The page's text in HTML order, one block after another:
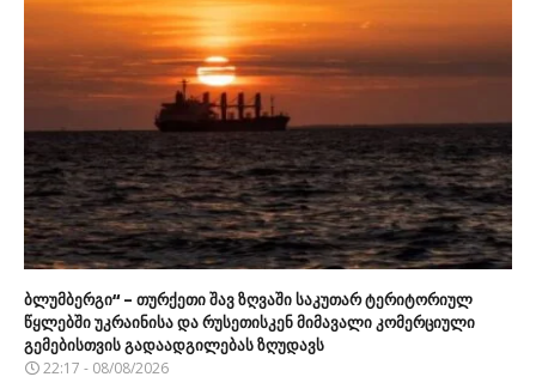
ბლუმბერგი“ – თურქეთი შავ ზღვაში საკუთარ ტერიტორიულ
წყლებში უკრაინისა და რუსეთისკენ მიმავალი კომერციული
გემებისთვის გადაადგილებას ზღუდავს
22:17 - 08/08/2026